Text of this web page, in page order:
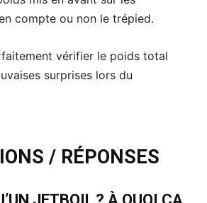
compte ou non le trépied.
vérifier le poids total
surprises lors du
/ RÉPONSES